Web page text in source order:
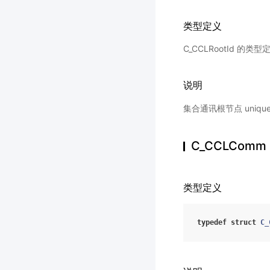
类型定义
C_CCLRootId 的类型
说明
集合通讯根节点
C_CCLComm
类型定义
typedef struct